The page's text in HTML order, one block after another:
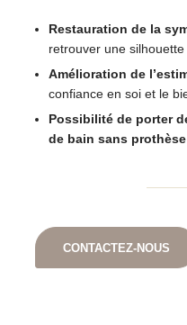
Restauration de la
retrouver une
Amélioration de
confiance en soi et le
Possibilité de porter
de bain sans
CONTACTEZ-NOUS